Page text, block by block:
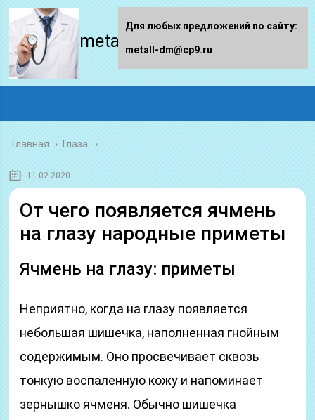
metall-dm.ru
Главная › Глаза
11.02.2020
От чего появляется ячмень
на глазу народные приметы
Ячмень на глазу: приметы
Неприятно, когда на глазу появляется
небольшая шишечка, наполненная гнойным
содержимым. Оно просвечивает сквозь
тонкую воспаленную кожу и напоминает
зернышко ячменя. Обычно шишечка
Для любых предложений по сайту:
metall-dm@cp9.ru